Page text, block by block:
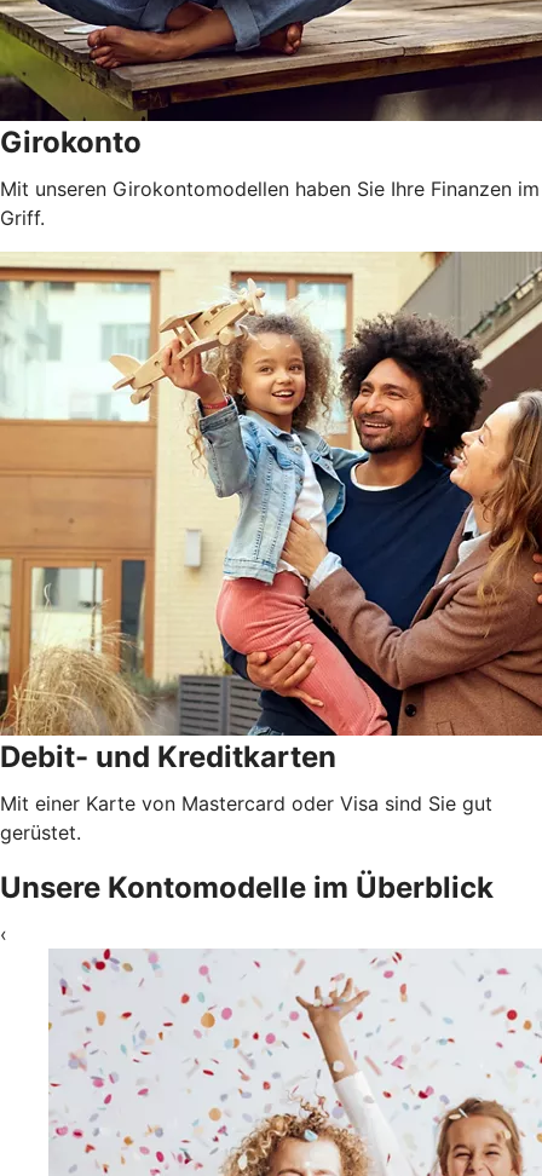
Girokonto
Mit unseren Girokontomodellen haben Sie Ihre Finanzen im
Griff.
Debit- und Kreditkarten
Mit einer Karte von Mastercard oder Visa sind Sie gut
gerüstet.
Unsere Kontomodelle im Überblick
‹